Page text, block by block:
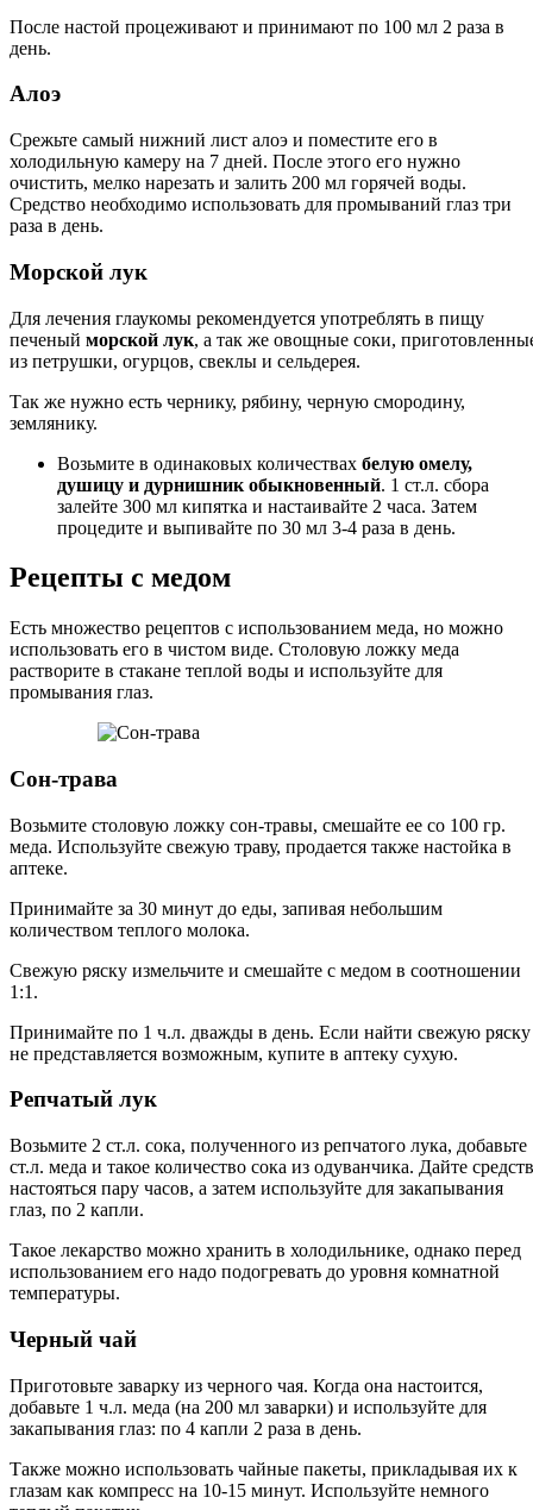
После настой процеживают и принимают по 100 мл 2 раза в
день.
Алоэ
Срежьте самый нижний лист алоэ и поместите его в
холодильную камеру на 7 дней. После этого его нужно
очистить, мелко нарезать и залить 200 мл горячей воды.
Средство необходимо использовать для промываний глаз три
раза в день.
Морской лук
Для лечения глаукомы рекомендуется употреблять в пищу
печеный морской лук, а так же овощные соки,
из петрушки, огурцов, свеклы и сельдерея.
Так же нужно есть чернику, рябину, черную смородину,
землянику.
Возьмите в одинаковых количествах белую омелу,
душицу и дурнишник обыкновенный. 1 ст.л. сбора
залейте 300 мл кипятка и настаивайте 2 часа. Затем
процедите и выпивайте по 30 мл 3-4 раза в день.
Рецепты с медом
Есть множество рецептов с использованием меда, но можно
использовать его в чистом виде. Столовую ложку меда
растворите в стакане теплой воды и используйте для
промывания глаз.
Сон-трава
Возьмите столовую ложку сон-травы, смешайте ее со 100 гр.
меда. Используйте свежую траву, продается также настойка в
аптеке.
Принимайте за 30 минут до еды, запивая небольшим
количеством теплого молока.
Свежую ряску измельчите и смешайте с медом в соотношении
1:1.
Принимайте по 1 ч.л. дважды в день. Если найти свежую ряску
не представляется возможным, купите в аптеку сухую.
Репчатый лук
Возьмите 2 ст.л. сока, полученного из репчатого лука, добавьте
ст.л. меда и такое количество сока из одуванчика. Дайте
настояться пару часов, а затем используйте для закапывания
глаз, по 2 капли.
Такое лекарство можно хранить в холодильнике, однако перед
использованием его надо подогревать до уровня комнатной
температуры.
Черный чай
Приготовьте заварку из черного чая. Когда она настоится,
добавьте 1 ч.л. меда (на 200 мл заварки) и используйте для
закапывания глаз: по 4 капли 2 раза в день.
Также можно использовать чайные пакеты, прикладывая их к
глазам как компресс на 10-15 минут. Используйте немного